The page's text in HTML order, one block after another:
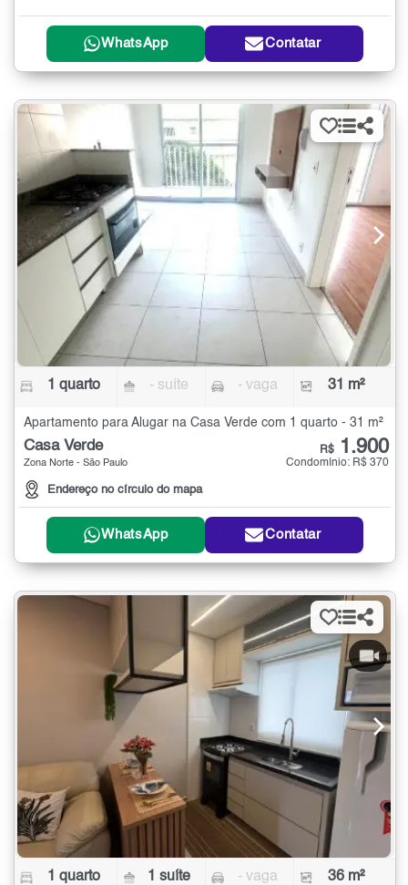
WhatsApp Contatar
1 quarto - suíte - vaga 31 m²
Apartamento para Alugar na Casa Verde com 1 quarto - 31 m²
Casa Verde
Zona Norte - São Paulo
Endereço no círculo do mapa
R$ 1.900
Condomínio: R$ 370
WhatsApp Contatar
1 quarto 1 suíte - vaga 36 m²